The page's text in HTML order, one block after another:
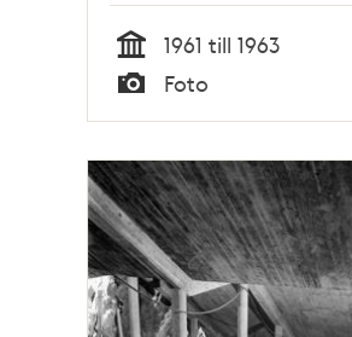
Tid
1961 till 1963
Typ
Foto